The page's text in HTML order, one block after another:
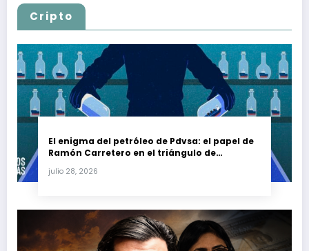
Cripto
El enigma del petróleo de Pdvsa: el papel de
Ramón Carretero en el triángulo de
julio 28, 2026